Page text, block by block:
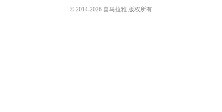
© 2014-2026 喜马拉雅 版权所有